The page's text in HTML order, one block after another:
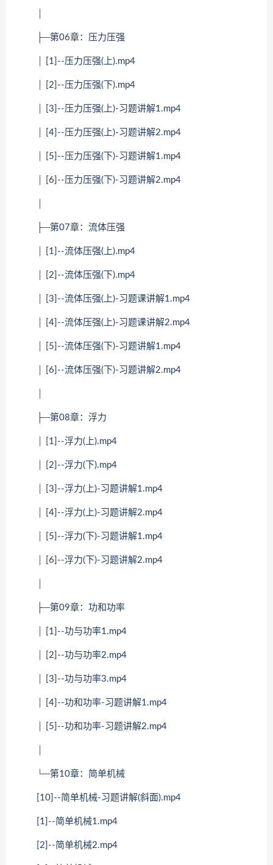
├─第06章：压力压强
│ [1]--压力压强(上).mp4
│ [2]--压力压强(下).mp4
│ [3]--压力压强(上)-习题讲解1.mp4
│ [4]--压力压强(上)-习题讲解2.mp4
│ [5]--压力压强(下)-习题讲解1.mp4
│ [6]--压力压强(下)-习题讲解2.mp4
├─第07章：流体压强
│ [1]--流体压强(上).mp4
│ [2]--流体压强(下).mp4
│ [3]--流体压强(上)-习题课讲解1.mp4
│ [4]--流体压强(上)-习题课讲解2.mp4
│ [5]--流体压强(下)-习题讲解1.mp4
│ [6]--流体压强(下)-习题讲解2.mp4
├─第08章：浮力
│ [1]--浮力(上).mp4
│ [2]--浮力(下).mp4
│ [3]--浮力(上)-习题讲解1.mp4
│ [4]--浮力(上)-习题讲解2.mp4
│ [5]--浮力(下)-习题讲解1.mp4
│ [6]--浮力(下)-习题讲解2.mp4
├─第09章：功和功率
│ [1]--功与功率1.mp4
│ [2]--功与功率2.mp4
│ [3]--功与功率3.mp4
│ [4]--功和功率-习题讲解1.mp4
│ [5]--功和功率-习题讲解2.mp4
└─第10章：简单机械
[10]--简单机械-习题讲解(斜面).mp4
[1]--简单机械1.mp4
[2]--简单机械2.mp4